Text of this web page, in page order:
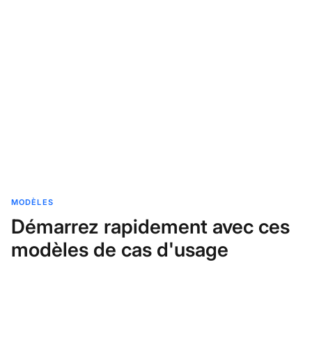
MODÈLES
Démarrez rapidement avec ces
modèles de cas d'usage